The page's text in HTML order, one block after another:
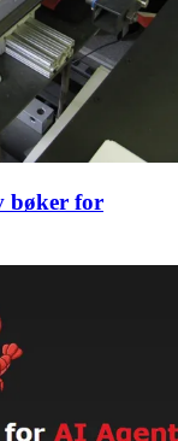
bøker for